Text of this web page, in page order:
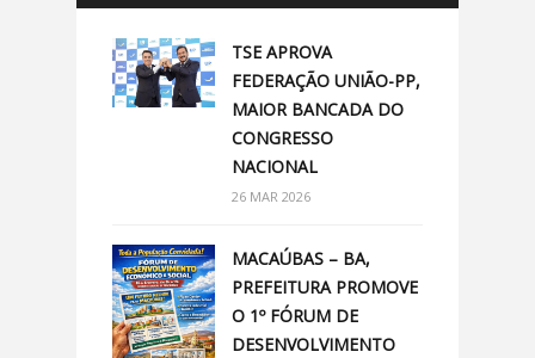
TSE APROVA
FEDERAÇÃO UNIÃO-PP,
MAIOR BANCADA DO
CONGRESSO
NACIONAL
26 MAR 2026
MACAÚBAS – BA,
PREFEITURA PROMOVE
O 1º FÓRUM DE
DESENVOLVIMENTO